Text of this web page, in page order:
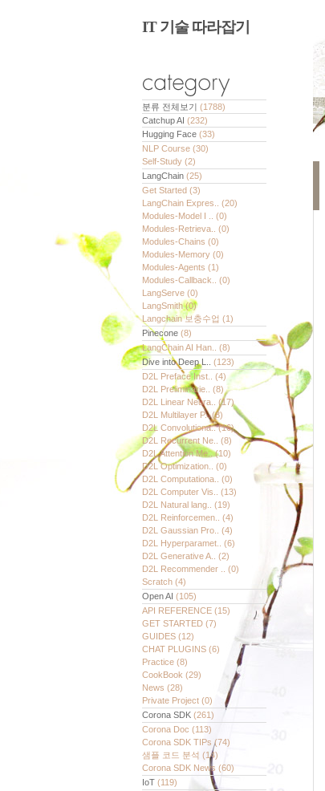
IT 기술 따라잡기
분류 전체보기 (1788)
Catchup AI (232)
Hugging Face (33)
NLP Course (30)
Self-Study (2)
LangChain (25)
Get Started (3)
LangChain Expres.. (20)
Modules-Model I .. (0)
Modules-Retrieva.. (0)
Modules-Chains (0)
Modules-Memory (0)
Modules-Agents (1)
Modules-Callback.. (0)
LangServe (0)
LangSmith(0)
Langchain 보충수업 (1)
Pinecone (8)
LangChain AI Han.. (8)
Dive into Deep L.. (123)
D2L Preface Inst.. (4)
D2L Preliminarie.. (8)
D2L Linear Neura.. (17)
D2L Multilayer P..(8)
D2L Convolutiona..(16)
D2L Recurrent Ne.. (8)
D2L Attention Me..(10)
D2L Optimization.. (0)
D2L Computationa.. (0)
D2L Computer Vis.. (13)
D2L Natural lang.. (19)
D2L Reinforcemen.. (4)
D2L Gaussian Pro.. (4)
D2L Hyperparamet.. (6)
D2L Generative A.. (2)
D2L Recommender .. (0)
Scratch (4)
Open AI (105)
API REFERENCE (15)
GET STARTED (7)
GUIDES (12)
CHAT PLUGINS (6)
Practice (8)
CookBook (29)
News (28)
Private Project (0)
Corona SDK (261)
Corona Doc (113)
Corona SDK TIPs (74)
샘플 코드 분석 (14)
Corona SDK News (60)
IoT (119)